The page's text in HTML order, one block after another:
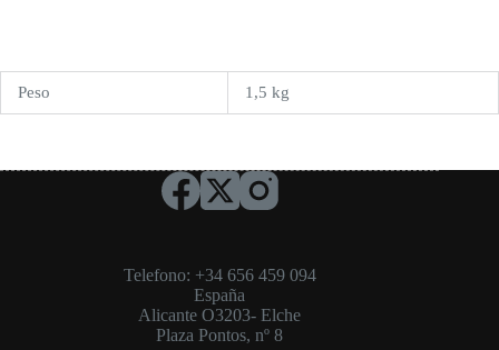
Peso 1,5 kg
Telefono: +34 656 459 094
España
Alicante O3203- Elche
Plaza Pontos, nº 8